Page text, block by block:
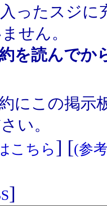
ったスジに
せん。
を読んでか
にこの掲示
い。
こちら] [(参
]